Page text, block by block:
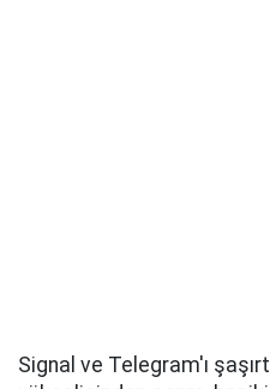
Signal ve Telegram'ı